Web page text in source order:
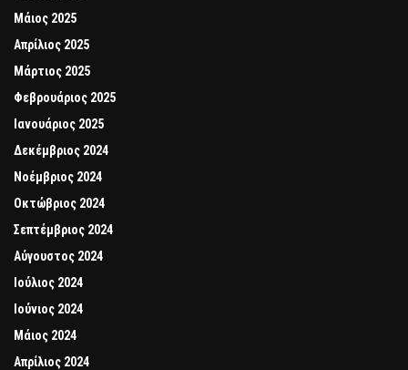
Μάιος 2025
Απρίλιος 2025
Μάρτιος 2025
Φεβρουάριος 2025
Ιανουάριος 2025
Δεκέμβριος 2024
Νοέμβριος 2024
Οκτώβριος 2024
Σεπτέμβριος 2024
Αύγουστος 2024
Ιούλιος 2024
Ιούνιος 2024
Μάιος 2024
Απρίλιος 2024